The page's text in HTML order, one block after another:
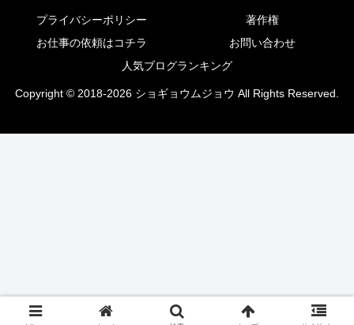
プライバシーポリシー
著作権
お仕事の依頼はコチラ
お問い合わせ
人気ブログランキング
Copyright © 2018-2026 ショギョウムジョウ All Rights Reserved.